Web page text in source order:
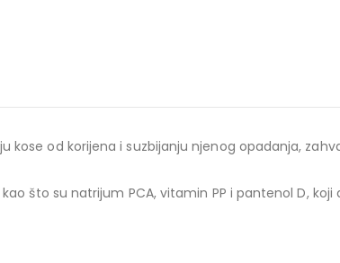
kose od korijena i suzbijanju njenog opadanja,
što su natrijum PCA, vitamin PP i pantenol D,